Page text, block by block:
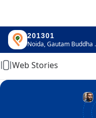
201301
Noida,
Home
Web Stories